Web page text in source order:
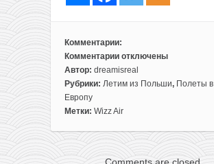
Комментарии:
Комментарии
к
записи
Летим
из
в
Салерно
отключены
Автор: dreamisreal
Рубрики: Летим из Польши, Полеты в
Европу
Метки: Wizz Air
Comments are closed.